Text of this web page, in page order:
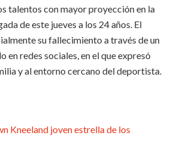
talentos con mayor proyección en la
de este jueves a los 24 años. El
su fallecimiento a través de un
en redes sociales, en el que expresó
y al entorno cercano del deportista.
Kneeland joven estrella de los